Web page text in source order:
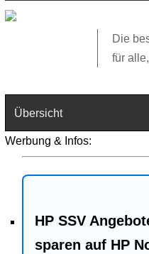
Die
für
Übersicht
Technik
Web
Werbung & Infos:
HP SSV
sparen auf HP